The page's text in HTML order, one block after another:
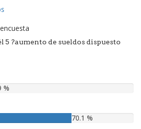
5 ?aumento de sueldos dispuesto
%
70.1 %